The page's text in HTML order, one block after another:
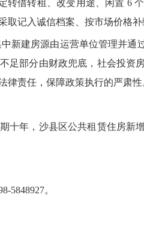
借转租、改变用途、闲置 6
取记入诚信档案、按市场价格
建房源由运营单位管理并通
足部分由财政兜底，社会投
律责任，保障政策执行的严肃性
年，沙县区公共租赁住房新
。